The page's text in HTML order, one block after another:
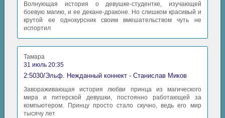
035
036
037
038
039
040
041
Волнующая история о девушке-студентке, изучающей
боевую магию, и ее декане-драконе. Но слишком красивый и
крутой ее однокурсник своим вмешательством чуть не
испортил
Тамара
31 июль 20:35
2:5030/Эльф. Нежданный коннект - Станислав Миков
Завораживающая история любви принца из магического
мира и питерской девушки, постоянно работающей за
компьютером. Принцу просто стало скучно, ведь его мир
тысячу лет